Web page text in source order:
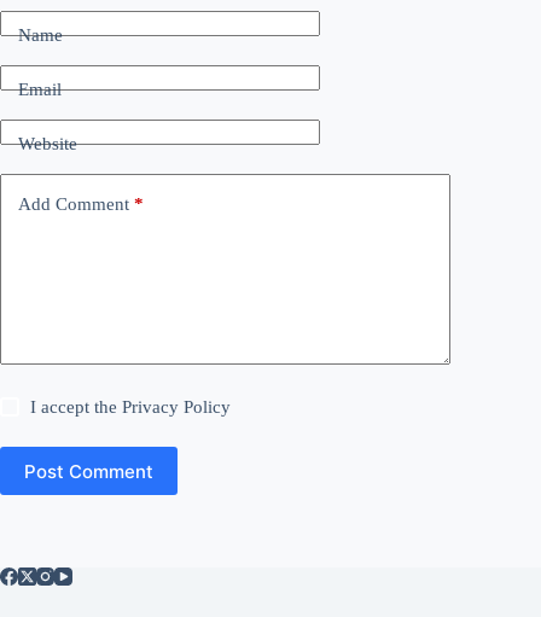
Name
Email
Website
Add Comment *
I accept thePrivacy Policy
Post Comment